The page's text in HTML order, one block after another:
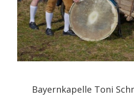
Bayernkapelle Toni